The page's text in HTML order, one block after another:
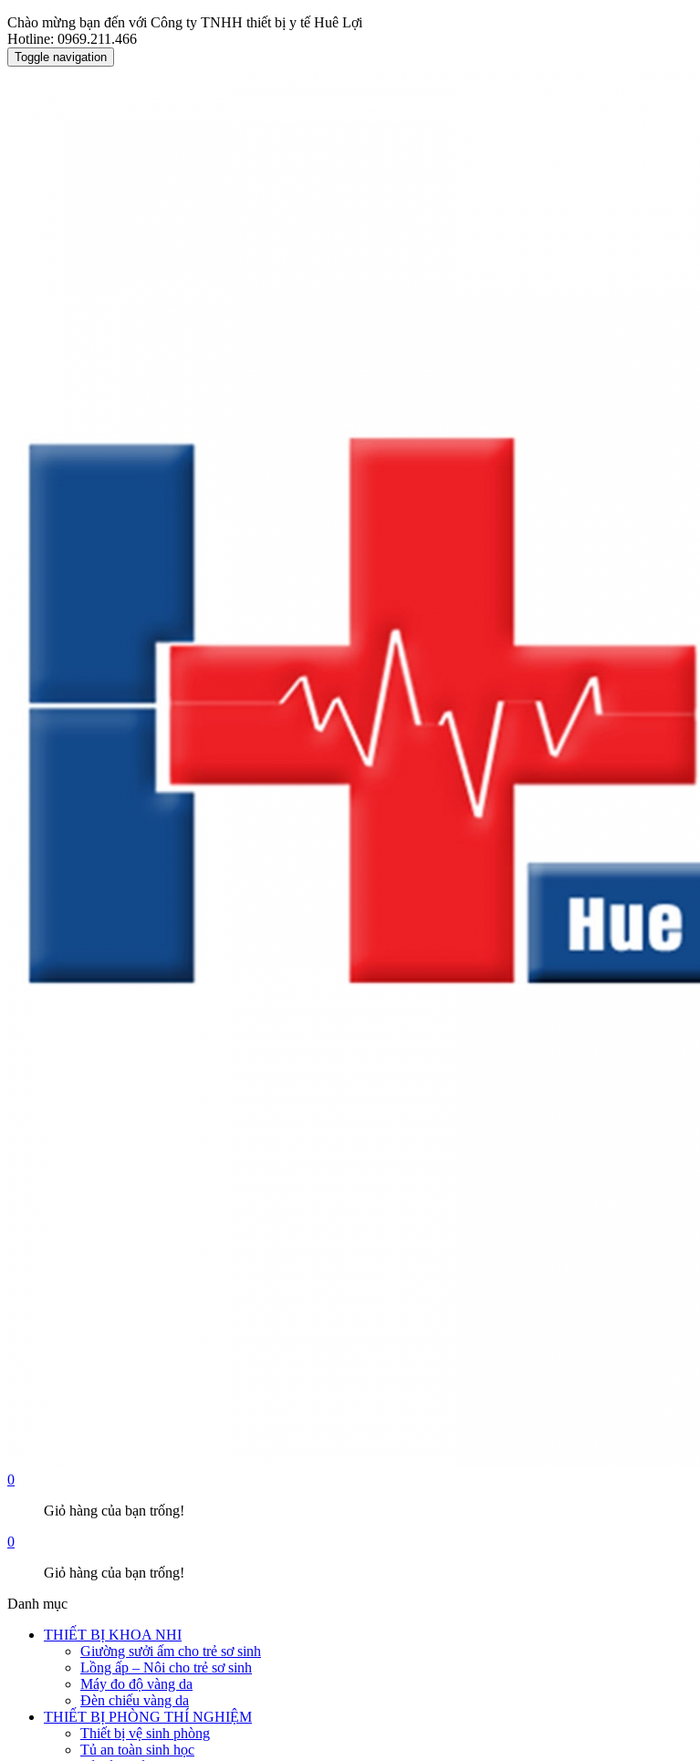
Chào mừng bạn đến với Công ty TNHH thiết bị y tế Huê Lợi
Hotline: 0969.211.466
Toggle navigation
0
Giỏ hàng của bạn trống!
0
Giỏ hàng của bạn trống!
Danh mục
THIẾT BỊ KHOA NHI
Giường sưởi ấm cho trẻ sơ sinh
Lồng ấp – Nôi cho trẻ sơ sinh
Máy đo độ vàng da
Đèn chiếu vàng da
THIẾT BỊ PHÒNG THÍ NGHIỆM
Thiết bị vệ sinh phòng
Tủ an toàn sinh học